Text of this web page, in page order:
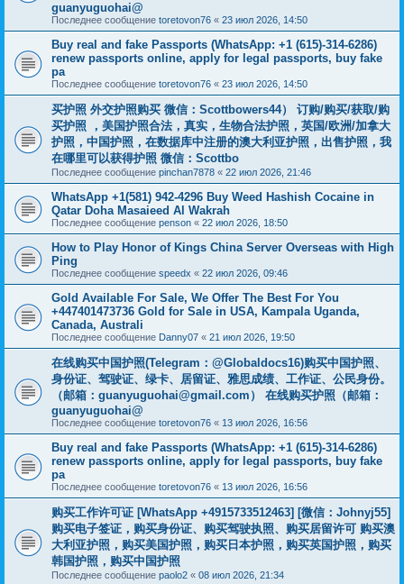
guanyuguohai@
Последнее сообщение toretovon76 « 23 июл 2026, 14:50
Buy real and fake Passports (WhatsApp: +1 (615)-314-6286)
renew passports online, apply for legal passports, buy fake
pa
Последнее сообщение toretovon76 « 23 июл 2026, 14:50
买护照 外交护照购买 微信：Scottbowers44） 订购/购买/获取/购
买护照 ，美国护照合法，真实，生物合法护照，英国/欧洲/加拿大
护照，中国护照，在数据库中注册的澳大利亚护照，出售护照，我
在哪里可以获得护照 微信：Scottbo
Последнее сообщение pinchan7878 « 22 июл 2026, 21:46
WhatsApp +1(581) 942-4296 Buy Weed Hashish Cocaine in
Qatar Doha Masaieed Al Wakrah
Последнее сообщение penson « 22 июл 2026, 18:50
How to Play Honor of Kings China Server Overseas with High
Ping
Последнее сообщение speedx « 22 июл 2026, 09:46
Gold Available For Sale, We Offer The Best For You
+447401473736 Gold for Sale in USA, Kampala Uganda,
Canada, Australi
Последнее сообщение Danny07 « 21 июл 2026, 19:50
在线购买中国护照(Telegram：@Globaldocs16)购买中国护照、
身份证、驾驶证、绿卡、居留证、雅思成绩、工作证、公民身份。
（邮箱： guanyuguohai@gmail.com ） 在线购买护照（邮箱：
guanyuguohai@
Последнее сообщение toretovon76 « 13 июл 2026, 16:56
Buy real and fake Passports (WhatsApp: +1 (615)-314-6286)
renew passports online, apply for legal passports, buy fake
pa
Последнее сообщение toretovon76 « 13 июл 2026, 16:56
购买工作许可证 [WhatsApp +4915733512463] [微信：Johnyj55]
购买电子签证，购买身份证、购买驾驶执照、购买居留许可 购买澳
大利亚护照，购买美国护照，购买日本护照，购买英国护照，购买
韩国护照，购买中国护照
Последнее сообщение paolo2 « 08 июл 2026, 21:34